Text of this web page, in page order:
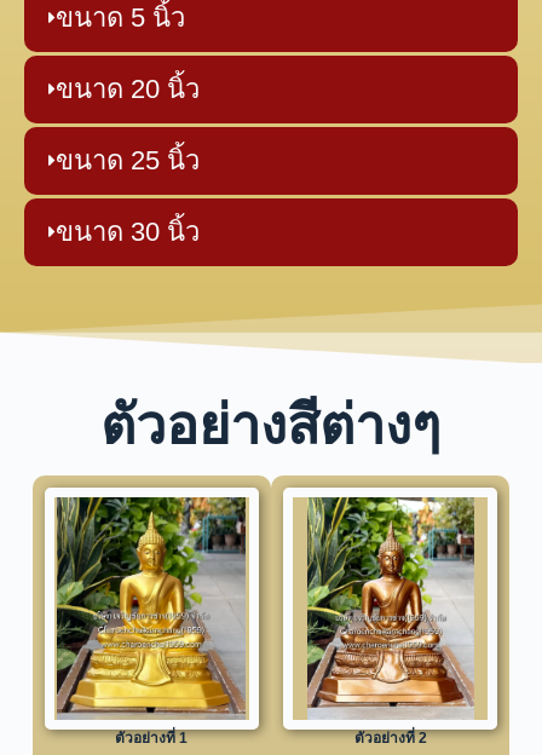
ขนาด 5 นิ้ว
ขนาด 20 นิ้ว
ขนาด 25 นิ้ว
ขนาด 30 นิ้ว
ตัวอย่างสีต่างๆ
ตัวอย่างที่ 1
ตัวอย่างที่ 2